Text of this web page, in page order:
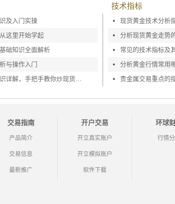
及入门实操
这里开始学起
础知识全面解析
与操作入门
炒现货黄金入门知识详解，手把手教你炒现货黄金
技术指标
•
现货黄金技术分析
•
分析现货黄金走势
•
常见的技术指标及
•
分析黄金行情常用
•
贵金属交易重点的
交易指南
产品简介
交易信息
最新推广
开户交易
开立真实账户
开立模拟账户
软件下载
环球
行情